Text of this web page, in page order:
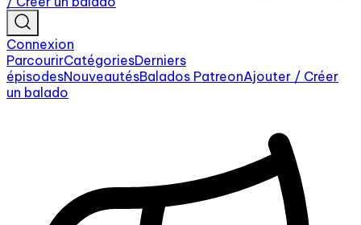
Connexion
ParcourirCatégoriesDerniers
épisodesNouveautésBalados PatreonAjouter / Créer
un balado